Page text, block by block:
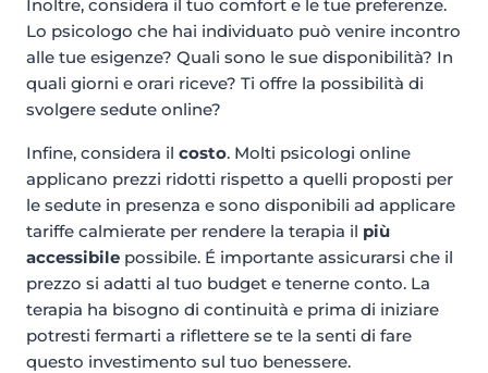
Inoltre, considera il tuo comfort e le tue preferenze.
Lo psicologo che hai individuato può venire incontro
alle tue esigenze? Quali sono le sue disponibilità? In
quali giorni e orari riceve? Ti offre la possibilità di
svolgere sedute online?
Infine, considera il costo. Molti psicologi online
applicano prezzi ridotti rispetto a quelli proposti per
le sedute in presenza e sono disponibili ad applicare
tariffe calmierate per rendere la terapia il più
accessibile possibile. É importante assicurarsi che il
prezzo si adatti al tuo budget e tenerne conto. La
terapia ha bisogno di continuità e prima di iniziare
potresti fermarti a riflettere se te la senti di fare
questo investimento sul tuo benessere.